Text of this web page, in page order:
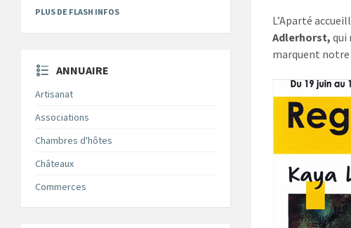
L’Aparté
Adlerhorst,qui
marquent notre
PLUS DE FLASH INFOS
ANNUAIRE
Artisanat
Associations
Chambres d'hôtes
Châteaux
Commerces